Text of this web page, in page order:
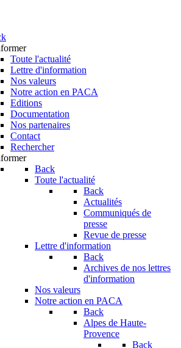
Toute l'actualité
Lettre d'information
Nos valeurs
Notre action en PACA
Editions
Documentation
Nos partenaires
Contact
Rechercher
Back
Toute l'actualité
Back
Actualités
Communiqués de
presse
Revue de presse
Lettre d'information
Back
Archives de nos lettres
d'information
Nos valeurs
Notre action en PACA
Back
Alpes de Haute-
Provence
Back